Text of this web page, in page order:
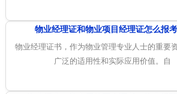
物业经理证和物业项目经理证怎么报
物业经理证书，作为物业管理专业人士的重要
广泛的适用性和实际应用价值。自